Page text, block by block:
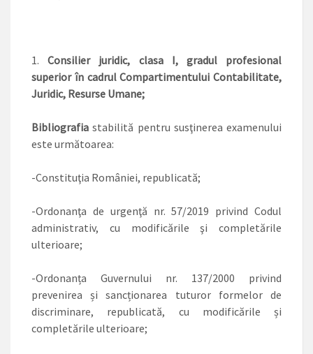
Consilier juridic, clasa I, gradul profesional
superior în cadrul Compartimentului Contabilitate,
Juridic, Resurse Umane;
Bibliografia stabilită pentru susţinerea examenului
este următoarea:
-Constituţia României, republicată;
-Ordonanţa de urgenţă nr. 57/2019 privind Codul
administrativ, cu modificările şi completările
ulterioare;
-Ordonanța Guvernului nr. 137/2000 privind
prevenirea și sancționarea tuturor formelor de
discriminare, republicată, cu modificările și
completările ulterioare;